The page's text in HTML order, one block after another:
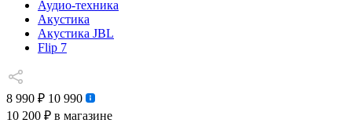
Аудио-техника
Акустика
Акустика JBL
Flip 7
8 990 ₽ 10 990
10 200 ₽ в магазине